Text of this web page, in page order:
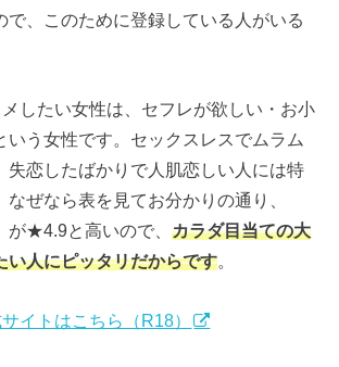
で、このために登録している人がいる
したい女性は、セフレが欲しい・お小
いう女性です。セックスレスでムラム
失恋したばかりで人肌恋しい人には特
なぜなら表を見てお分かりの通り、
が★4.9と高いので、カラダ目当ての大
い人にピッタリだからです。
イトはこちら（R18）